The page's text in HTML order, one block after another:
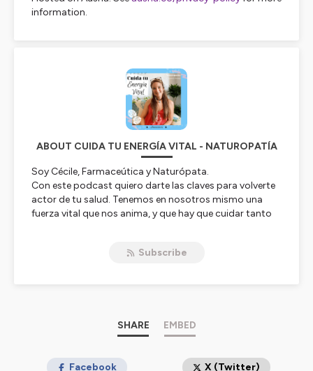
information.
ABOUT CUIDA TU ENERGÍA VITAL - NATUROPATÍA
Soy Cécile, Farmaceútica y Naturópata.
Con este podcast quiero darte las claves para volverte
actor de tu salud. Tenemos en nosotros mismo una
fuerza vital que nos anima, y que hay que cuidar tanto
Soy francesa y vivo ahora en España, donde encuentro
acercarce a una medicina más holística.
Hablaremos de alimentación, nutrición, desarrollo
guiarte hacia una vida más sana y feliz!
Subscribe
SHARE EMBED
Facebook X (Twitter)